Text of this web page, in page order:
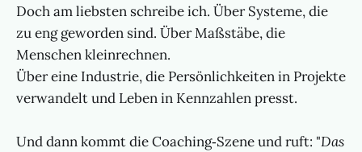
Doch am liebsten schreibe ich. Über Systeme, die
zu eng geworden sind. Über Maßstäbe, die
Menschen kleinrechnen.
Über eine Industrie, die Persönlichkeiten in Projekte
verwandelt und Leben in Kennzahlen presst.
Und dann kommt die Coaching‑Szene und ruft: "Das